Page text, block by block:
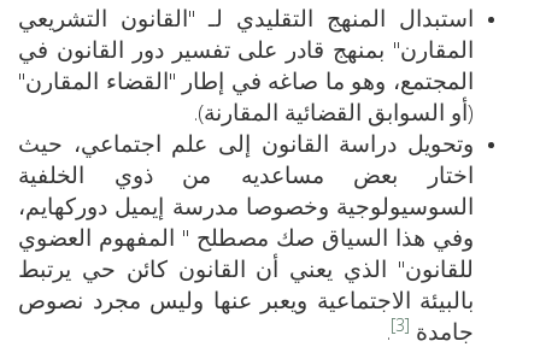
استبدال المنهج التقليدي لـ "القانون التشريعي
المقارن" بمنهج قادر على تفسير دور القانون في
المجتمع، وهو ما صاغه في إطار "القضاء المقارن"
(أو السوابق القضائية المقارنة).
وتحويل دراسة القانون إلى علم اجتماعي، حيث
اختار بعض مساعديه من ذوي الخلفية
السوسيولوجية وخصوصا مدرسة إيميل دوركهايم،
وفي هذا السياق صك مصطلح " المفهوم العضوي
للقانون" الذي يعني أن القانون كائن حي يرتبط
بالبيئة الاجتماعية ويعبر عنها وليس مجرد نصوص
جامدة [3]
.